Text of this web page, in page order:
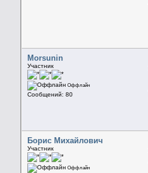
Morsunin
Участник
Оффлайн
Сообщений: 80
Борис Михайлович
Участник
Оффлайн